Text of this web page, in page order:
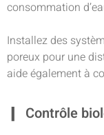
consommation
Installez des
poreux pour une
aide également à
Contrôle